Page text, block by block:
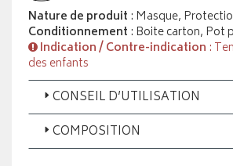
Nature de produit : Masque,
Conditionnement : Boite carton, Pot
Indication / Contre-indication :
des enfants
CONSEIL D’UTILISATION
COMPOSITION